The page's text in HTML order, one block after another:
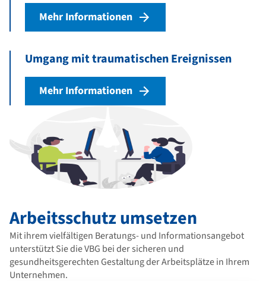
Mehr Informationen
Umgang mit traumatischen Ereignissen
Mehr Informationen
Arbeitsschutz umsetzen
Mit ihrem vielfältigen Beratungs- und Informationsangebot
unterstützt Sie die VBG bei der sicheren und
gesundheitsgerechten Gestaltung der Arbeitsplätze in Ihrem
Unternehmen.